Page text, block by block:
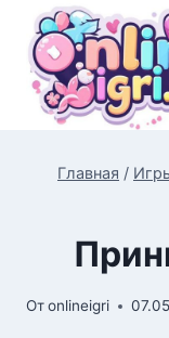
Перейти
содержимому
Главная /
Отonlineigri